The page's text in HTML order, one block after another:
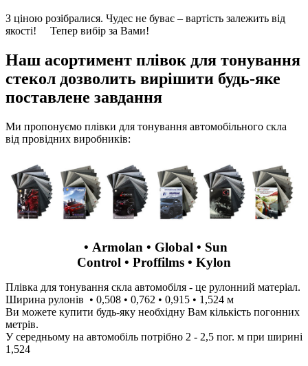
З ціною розібралися. Чудес не буває – вартість залежить від
якості! Тепер вибір за Вами!
Наш асортимент плівок для тонування
стекол дозволить вирішити будь-яке
поставлене завдання
Ми пропонуємо плівки для тонування автомобільного скла
від провідних виробників:
• Armolan • Global • Sun
Control • Proffilms • Kylon
Плівка для тонування скла автомобіля - це рулонний матеріал.
Ширина рулонів • 0,508 • 0,762 • 0,915 • 1,524 м
Ви можете купити будь-яку необхідну Вам кількість погонних
метрів.
У середньому на автомобіль потрібно 2 - 2,5 пог. м при ширині
1,524